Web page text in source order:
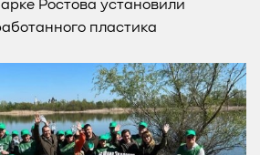
Ростова установили
пластика